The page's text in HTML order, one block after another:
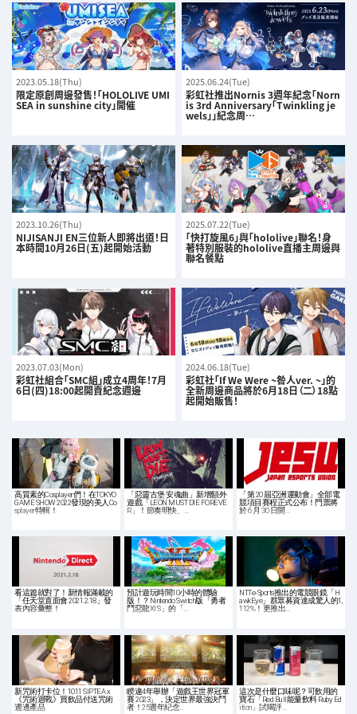
2023.05.18(Thu)
限定原創周邊發售！「HOLOLIVE UMI
SEA in sunshine city」開催
2025.06.24(Tue)
彩虹社推出Nornis 3週年紀念「Norn
is 3rd Anniversary「Twinkling je
wels」」紀念周…
2023.10.26(Thu)
NIJISANJI EN三位新人即將出道！日
本時間10月26日(五)起開始活動
2025.07.22(Tue)
「快打旋風6」與「hololive」聯名！身
著特別服裝的hololive直播主周邊與
聯名餐點
2023.07.03(Mon)
彩虹社組合「SMC組」成立4周年！7月
6日(四)18:00起開賣紀念週邊
2024.06.18(Tue)
彩虹社「If We Were ~咎人ver. ~」的
全新周邊商品將於6月18日（二）18點
起開始販售！
高質素的Cosplayer們！在TOKYO
GAME SHOW 2022發現的美人Co
splayer特輯！
「惡靈古堡 安魂曲」新增額外
遊戲「LEON MUST DIE FOREVE
R」！節奏明快、…
「第 20 屆亞洲運動會」全部電
競項目賽程正式公布！門票將
於 6 月 30 日開…
看這篇就對了！新情報滿載的
「任天堂直面會 2021.2.18」發
表內容彙整！
預計遊玩時間10小時的體驗
版！？Nintendo Switch版「勇者
鬥惡龍XI S」的「…
NTTe-Sports推出的電競眼鏡「H
awkEye」群眾募資達成驚人的1,
112%！更推出…
新咒術打卡位！1011 SIPTEA x
《咒術迴戰》買飲品付送咒術
週邊產品
睽違4年舉辦「遊戲王世界冠軍
賽 2023」，決定世界最強決鬥
者！25週年紀念…
這次是什麼口味呢？可飲用的
寶石「Red Bull能量飲料 Ruby Ed
ition」試喝評…